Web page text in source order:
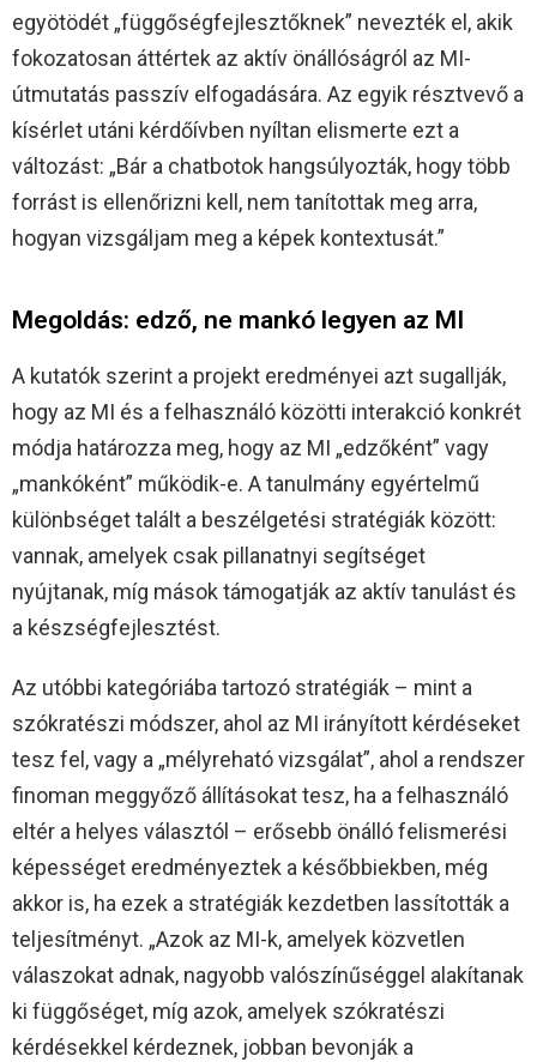
egyötödét „függőségfejlesztőknek” nevezték el, akik
fokozatosan áttértek az aktív önállóságról az MI-
útmutatás passzív elfogadására. Az egyik résztvevő a
kísérlet utáni kérdőívben nyíltan elismerte ezt a
változást: „Bár a chatbotok hangsúlyozták, hogy több
forrást is ellenőrizni kell, nem tanítottak meg arra,
hogyan vizsgáljam meg a képek kontextusát.”
Megoldás: edző, ne mankó legyen az MI
A kutatók szerint a projekt eredményei azt sugallják,
hogy az MI és a felhasználó közötti interakció konkrét
módja határozza meg, hogy az MI „edzőként” vagy
„mankóként” működik-e. A tanulmány egyértelmű
különbséget talált a beszélgetési stratégiák között:
vannak, amelyek csak pillanatnyi segítséget
nyújtanak, míg mások támogatják az aktív tanulást és
a készségfejlesztést.
Az utóbbi kategóriába tartozó stratégiák – mint a
szókratészi módszer, ahol az MI irányított kérdéseket
tesz fel, vagy a „mélyreható vizsgálat”, ahol a rendszer
finoman meggyőző állításokat tesz, ha a felhasználó
eltér a helyes választól – erősebb önálló felismerési
képességet eredményeztek a későbbiekben, még
akkor is, ha ezek a stratégiák kezdetben lassították a
teljesítményt. „Azok az MI-k, amelyek közvetlen
válaszokat adnak, nagyobb valószínűséggel alakítanak
ki függőséget, míg azok, amelyek szókratészi
kérdésekkel kérdeznek, jobban bevonják a